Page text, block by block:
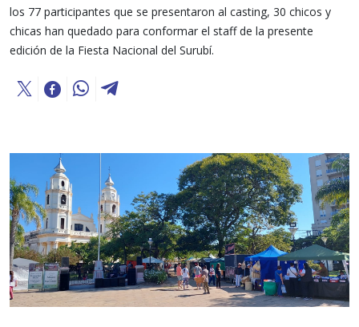
los 77 participantes que se presentaron al casting, 30 chicos y
chicas han quedado para conformar el staff de la presente
edición de la Fiesta Nacional del Surubí.